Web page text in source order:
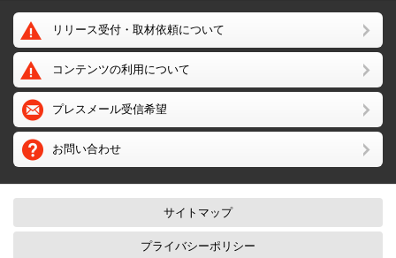
リリース受付・取材依頼について
コンテンツの利用について
プレスメール受信希望
お問い合わせ
サイトマップ
プライバシーポリシー